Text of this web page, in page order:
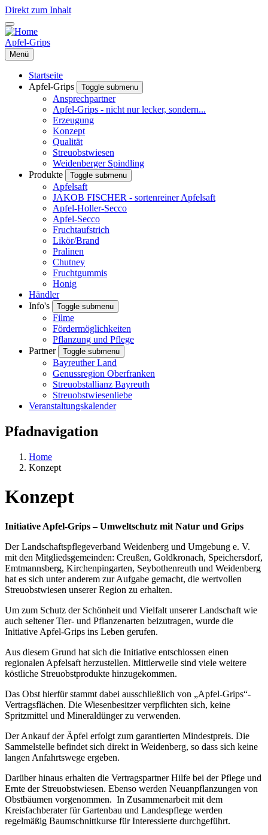
Direkt zum Inhalt
Apfel-Grips
Menü
Startseite
Apfel-Grips
Toggle submenu
Ansprechpartner
Apfel-Grips - nicht nur lecker, sondern...
Erzeugung
Konzept
Qualität
Streuobstwiesen
Weidenberger Spindling
Produkte
Toggle submenu
Apfelsaft
JAKOB FISCHER - sortenreiner Apfelsaft
Apfel-Holler-Secco
Apfel-Secco
Fruchtaufstrich
Likör/Brand
Pralinen
Chutney
Fruchtgummis
Honig
Händler
Info's
Toggle submenu
Filme
Fördermöglichkeiten
Pflanzung und Pflege
Partner
Toggle submenu
Bayreuther Land
Genussregion Oberfranken
Streuobstallianz Bayreuth
Streuobstwiesenliebe
Veranstaltungskalender
Pfadnavigation
Home
Konzept
Konzept
Initiative Apfel-Grips – Umweltschutz mit Natur und Grips
Der Landschaftspflegeverband Weidenberg und Umgebung e. V.
mit den Mitgliedsgemeinden: Creußen, Goldkronach, Speichersdorf,
Emtmannsberg, Kirchenpingarten, Seybothenreuth und Weidenberg
hat es sich unter anderem zur Aufgabe gemacht, die wertvollen
Streuobstwiesen unserer Region zu erhalten.
Um zum Schutz der Schönheit und Vielfalt unserer Landschaft wie
auch seltener Tier- und Pflanzenarten beizutragen, wurde die
Initiative Apfel-Grips ins Leben gerufen.
Aus diesem Grund hat sich die Initiative entschlossen einen
regionalen Apfelsaft herzustellen. Mittlerweile sind viele weitere
köstliche Streuobstprodukte hinzugekommen.
Das Obst hierfür stammt dabei ausschließlich von „Apfel-Grips“-
Vertragsflächen. Die Wiesenbesitzer verpflichten sich, keine
Spritzmittel und Mineraldünger zu verwenden.
Der Ankauf der Äpfel erfolgt zum garantierten Mindestpreis. Die
Sammelstelle befindet sich direkt in Weidenberg, so dass sich keine
langen Anfahrtswege ergeben.
Darüber hinaus erhalten die Vertragspartner Hilfe bei der Pflege und
Ernte der Streuobstwiesen. Ebenso werden Neuanpflanzungen von
Obstbäumen vorgenommen. In Zusammenarbeit mit dem
Kreisfachberater für Gartenbau und Landespflege werden
regelmäßig Baumschnittkurse für Interessierte durchgeführt.